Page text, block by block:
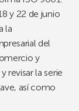
y 22 de junio
la
del
y
revisar la serie
así como